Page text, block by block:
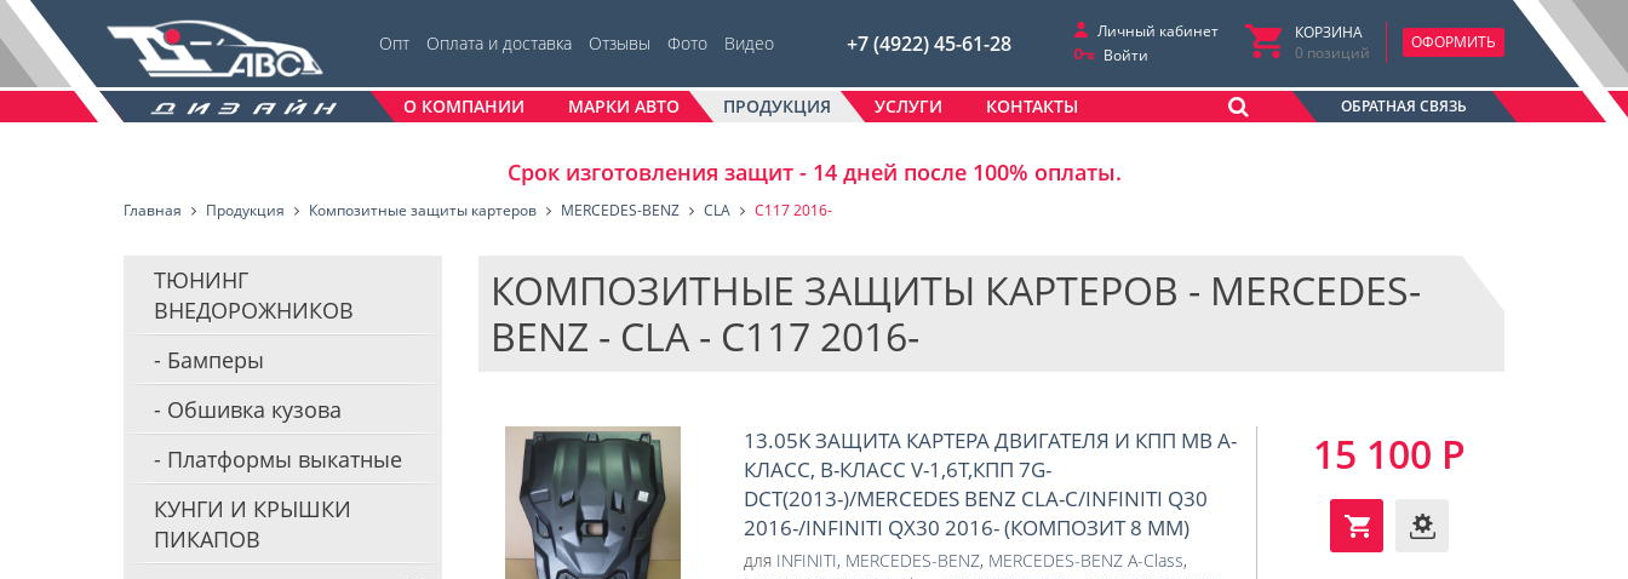
Опт Оплата и доставка Отзывы Фото Видео +7 (4922) 45-61-28
Личный кабинет
Войти
КОРЗИНА
0 позиций
ОФОРМИТЬ
О КОМПАНИИ МАРКИ АВТО ПРОДУКЦИЯ УСЛУГИ КОНТАКТЫ ОБРАТНАЯ СВЯЗЬ
Срок изготовления защит - 14 дней после 100% оплаты.
Главная Продукция Композитные защиты картеров MERCEDES-BENZ CLA C117 2016-
КОМПОЗИТНЫЕ ЗАЩИТЫ КАРТЕРОВ - MERCEDES-
BENZ - CLA - C117 2016-
ТЮНИНГ
ВНЕДОРОЖНИКОВ
Бамперы
Обшивка кузова
Платформы выкатные
КУНГИ И КРЫШКИ
ПИКАПОВ
13.05K ЗАЩИТА КАРТЕРА ДВИГАТЕЛЯ И КПП MB А-
КЛАСС, B-КЛАСС V-1,6T,КПП 7G-
DCT(2013-)/MERCEDES BENZ CLA-C/INFINITI Q30
2016-/INFINITI QX30 2016- (КОМПОЗИТ 8 ММ)
для INFINITI, MERCEDES-BENZ, MERCEDES-BENZ A-Class,
15 100 Р